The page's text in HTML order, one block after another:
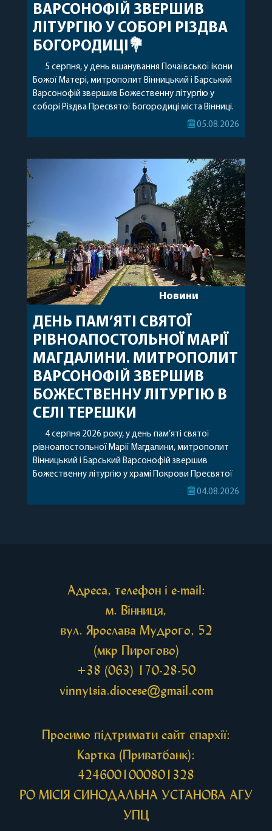
ВАРСОНОФІЙ ЗВЕРШИВ
ЛІТУРГІЮ У СОБОРІ РІЗДВА
БОГОРОДИЦІ💐
5 серпня, у день вшанування Почаївської ікони
Божої Матері, митрополит Вінницький і Барський
Варсонофій звершив Божественну літургію у
соборі Різдва Пресвятої Богородиці міста Вінниці.
Його Високопреосвященству співслужили
священному сані. Під час богослужіння підносилися
особливі молитви за мир в Україні, за воїнів, які
05.08.2026
Новини
ДЕНЬ ПАМ’ЯТІ СВЯТОЇ
РІВНОАПОСТОЛЬНОЇ МАРІЇ
МАГДАЛИНИ. МИТРОПОЛИТ
ВАРСОНОФІЙ ЗВЕРШИВ
БОЖЕСТВЕННУ ЛІТУРГІЮ В
СЕЛІ ТЕРЕШКИ
4 серпня 2026 року, у день пам’яті святої
рівноапостольної Марії Магдалини, митрополит
Вінницький і Барський Варсонофій звершив
Божественну літургію у храмі Покрови Пресвятої
Богородиці села Терешки Барського благочиння.
04.08.2026
Адреса, телефон і e-mail:
м. Вінниця,
вул. Ярослава Мудрого, 52
(мкр Пирогово)
+38 (063) 170-28-50
vinnytsia.diocese@gmail.com
Просимо підтримати сайт єпархії:
Картка (Приватбанк):
4246001000801328
РО МIСIЯ СИНОДАЛЬНА УСТАНОВА АГУ
УПЦ